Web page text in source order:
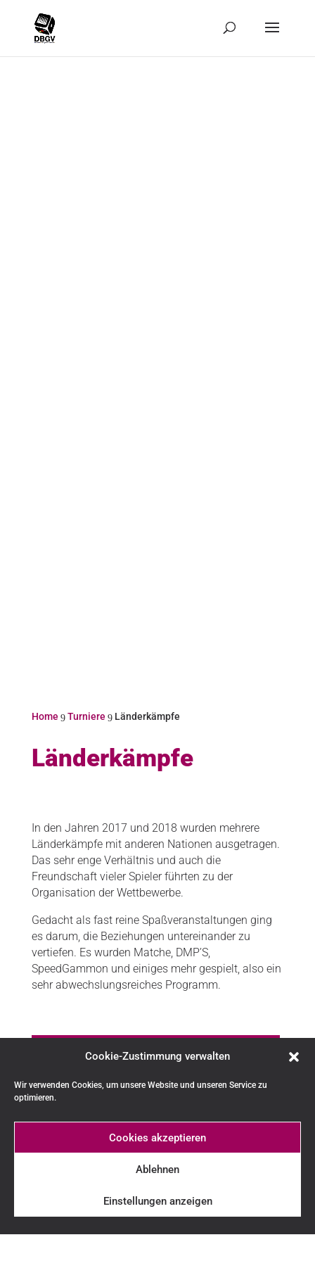
Cookie-Zustimmung verwalten
Wir verwenden Cookies, um unsere Website und unseren Service zu
optimieren.
Cookies akzeptieren
Ablehnen
Einstellungen anzeigen
Home 9 Turniere 9 Länderkämpfe
Länderkämpfe
In den Jahren 2017 und 2018 wurden mehrere
Länderkämpfe mit anderen Nationen ausgetragen.
Das sehr enge Verhältnis und auch die
Freundschaft vieler Spieler führten zu der
Organisation der Wettbewerbe.
Gedacht als fast reine Spaßveranstaltungen ging
es darum, die Beziehungen untereinander zu
vertiefen. Es wurden Matche, DMP’S,
SpeedGammon und einiges mehr gespielt, also ein
sehr abwechslungsreiches Programm.
3-Länderkampf AUT-SUI-GER 2017
4-Nations-Cup HUN-CZE-AUT-GER